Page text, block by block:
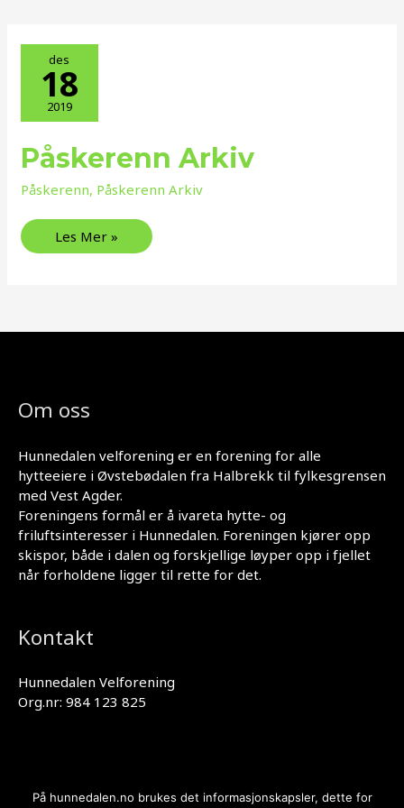
des
18
2019
Påskerenn Arkiv
Påskerenn, Påskerenn Arkiv
Påskerenn
Arkiv
Les Mer »
Om oss
Hunnedalen velforening er en forening for alle
hytteeiere i Øvstebødalen fra Halbrekk til fylkesgrensen
med Vest Agder.
Foreningens formål er å ivareta hytte- og
friluftsinteresser i Hunnedalen. Foreningen kjører opp
skispor, både i dalen og forskjellige løyper opp i fjellet
når forholdene ligger til rette for det.
Kontakt
Hunnedalen Velforening
Org.nr: 984 123 825
På hunnedalen.no brukes det informasjonskapsler, dette for